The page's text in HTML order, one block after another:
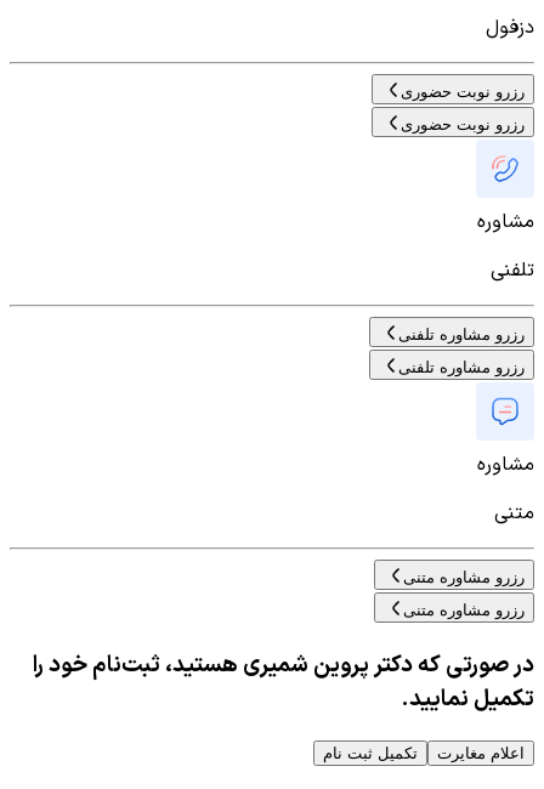
دزفول
رزرو نوبت حضوری
رزرو نوبت حضوری
مشاوره
تلفنی
رزرو مشاوره تلفنی
رزرو مشاوره تلفنی
مشاوره
متنی
رزرو مشاوره متنی
رزرو مشاوره متنی
در صورتی که دکتر پروین شمیری هستید، ثبت‌نام خود را
تکمیل نمایید.
اعلام مغایرت تکمیل ثبت نام